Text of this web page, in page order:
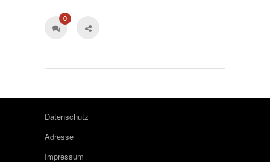
0
Datenschutz
Adresse
Impressum